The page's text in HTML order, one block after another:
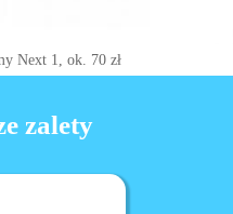
Next 1, ok. 70 zł
zalety